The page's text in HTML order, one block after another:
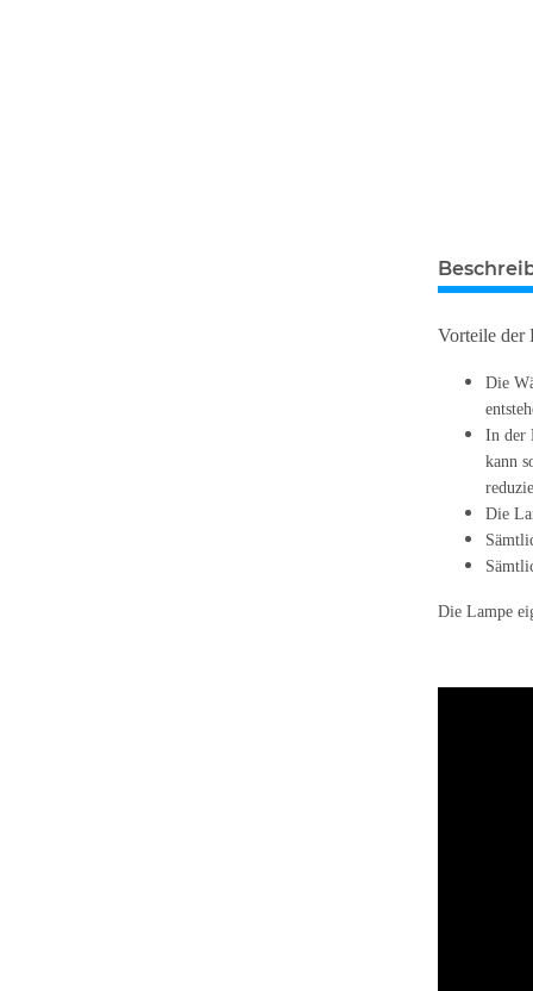
Vorteile der
Die
In der
kann
Die
Die Lampe